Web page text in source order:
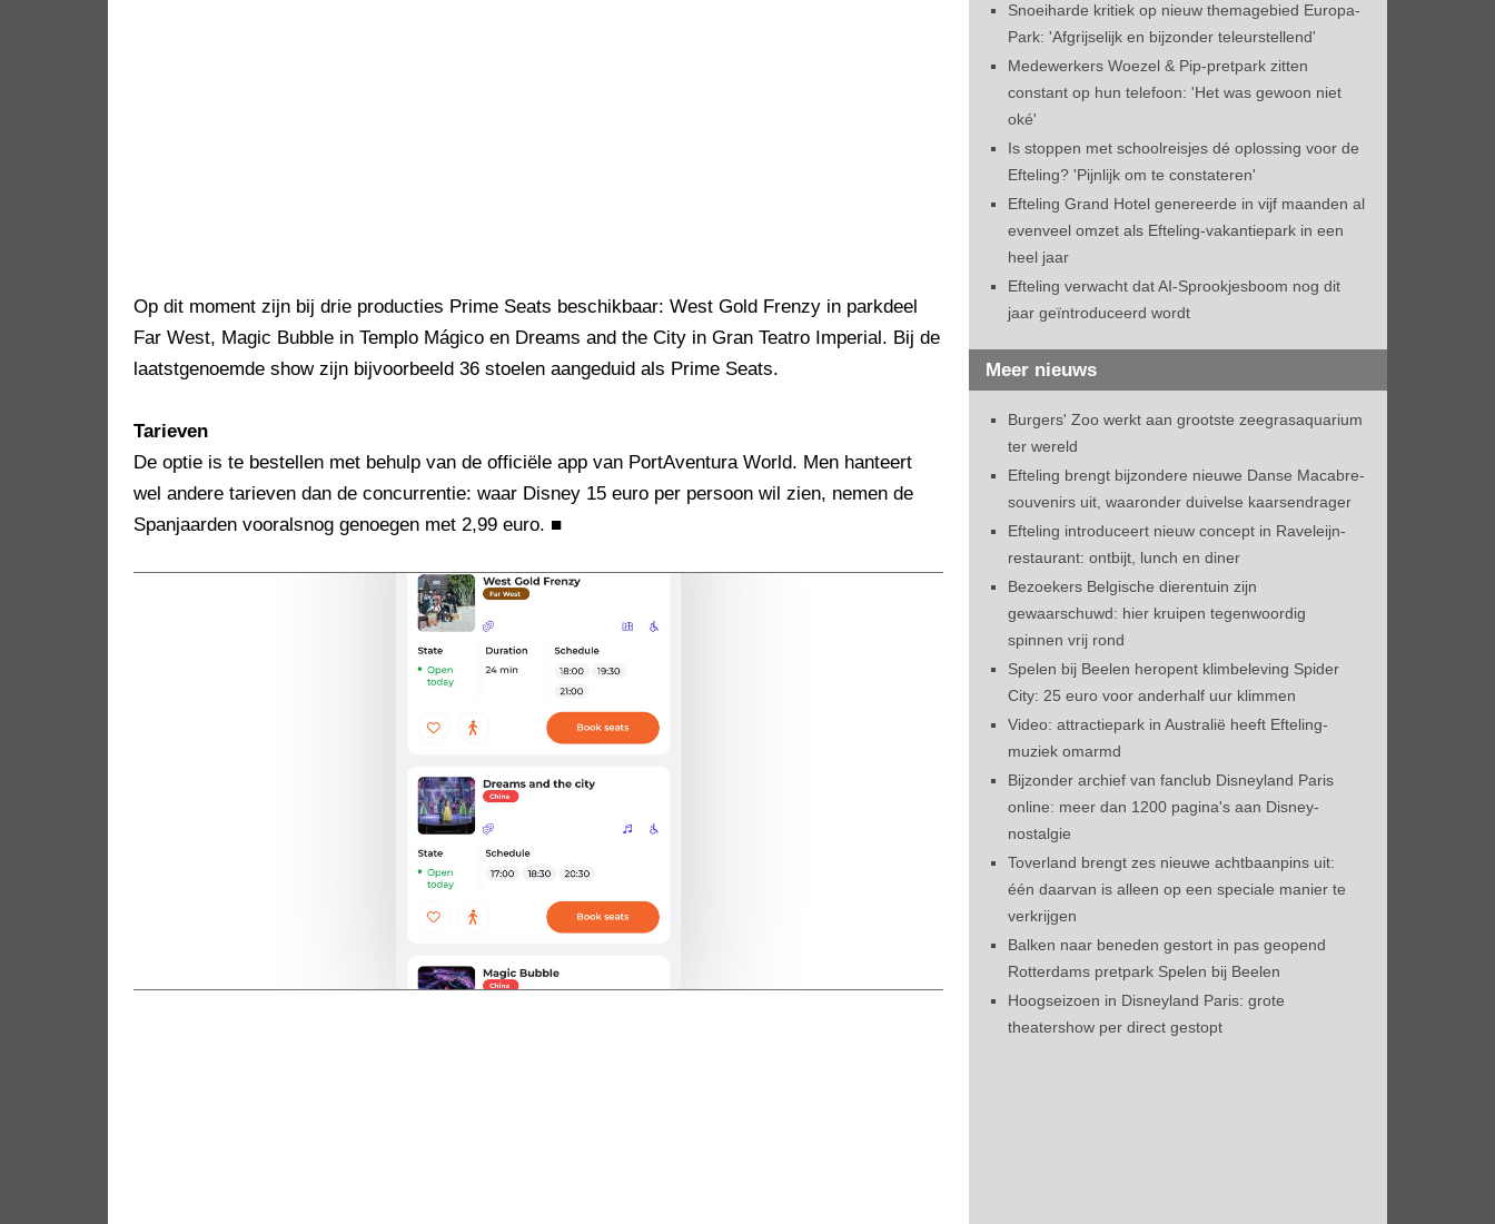
Op dit moment zijn bij drie producties Prime Seats beschikbaar: West Gold Frenzy in parkdeel
Far West, Magic Bubble in Templo Mágico en Dreams and the City in Gran Teatro Imperial. Bij de
laatstgenoemde show zijn bijvoorbeeld 36 stoelen aangeduid als Prime Seats.
Tarieven
De optie is te bestellen met behulp van de officiële app van PortAventura World. Men hanteert
wel andere tarieven dan de concurrentie: waar Disney 15 euro per persoon wil zien, nemen de
Spanjaarden vooralsnog genoegen met 2,99 euro. ■
Snoeiharde kritiek op nieuw themagebied Europa-
Park: 'Afgrijselijk en bijzonder teleurstellend'
Medewerkers Woezel & Pip-pretpark zitten
constant op hun telefoon: 'Het was gewoon niet
oké'
Is stoppen met schoolreisjes dé oplossing voor de
Efteling? 'Pijnlijk om te constateren'
Efteling Grand Hotel genereerde in vijf maanden al
evenveel omzet als Efteling-vakantiepark in een
heel jaar
Efteling verwacht dat AI-Sprookjesboom nog dit
jaar geïntroduceerd wordt
Meer nieuws
Burgers' Zoo werkt aan grootste zeegrasaquarium
ter wereld
Efteling brengt bijzondere nieuwe Danse Macabre-
souvenirs uit, waaronder duivelse kaarsendrager
Efteling introduceert nieuw concept in Raveleijn-
restaurant: ontbijt, lunch en diner
Bezoekers Belgische dierentuin zijn
gewaarschuwd: hier kruipen tegenwoordig
spinnen vrij rond
Spelen bij Beelen heropent klimbeleving Spider
City: 25 euro voor anderhalf uur klimmen
Video: attractiepark in Australië heeft Efteling-
muziek omarmd
Bijzonder archief van fanclub Disneyland Paris
online: meer dan 1200 pagina's aan Disney-
nostalgie
Toverland brengt zes nieuwe achtbaanpins uit:
één daarvan is alleen op een speciale manier te
verkrijgen
Balken naar beneden gestort in pas geopend
Rotterdams pretpark Spelen bij Beelen
Hoogseizoen in Disneyland Paris: grote
theatershow per direct gestopt